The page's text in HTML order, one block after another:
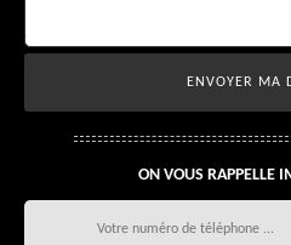
ON VOUS RAPPELLE